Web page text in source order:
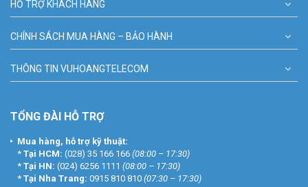
HỖ TRỢ KHÁCH HÀNG
CHÍNH SÁCH MUA HÀNG – BẢO HÀNH
THÔNG TIN VUHOANGTELECOM
TỔNG ĐÀI HỖ TRỢ
Mua hàng, hỗ trợ kỹ thuật:
* Tại HCM: (028) 35 166 166 (08:00 – 17:30)
* Tại HN: (024) 6256 1111 (08:00 – 17:30)
* Tại Nha Trang: 0915 810 810 (07:30 – 17:30)